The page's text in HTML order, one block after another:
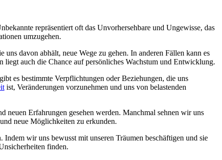
repräsentiert oft das Unvorhersehbare und Ungewisse, das
umzugehen.
uns davon abhält, neue Wege zu gehen. In anderen Fällen kann es
liegt auch die Chance auf persönliches Wachstum und Entwicklung.
es bestimmte Verpflichtungen oder Beziehungen, die uns
ist, Veränderungen vorzunehmen und uns von belastenden
neuen Erfahrungen gesehen werden. Manchmal sehnen wir uns
neue Möglichkeiten zu erkunden.
wir uns bewusst mit unseren Träumen beschäftigen und sie
finden.